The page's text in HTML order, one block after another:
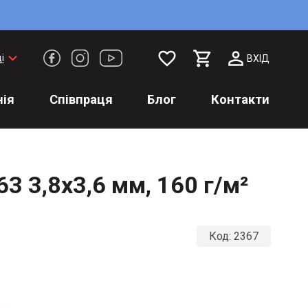
keyboard_arrow_down favorite_border ВХІД
Співпраця Блог Контакти
3,8х3,6 мм, 160 г/м²
Код: 2367